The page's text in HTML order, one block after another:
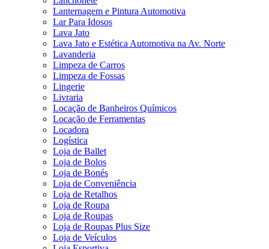
Lanternagem e Pintura Automotiva
Lar Para Idosos
Lava Jato
Lava Jato e Estética Automotiva na Av. Norte
Lavanderia
Limpeza de Carros
Limpeza de Fossas
Lingerie
Livraria
Locação de Banheiros Químicos
Locação de Ferramentas
Locadora
Logística
Loja de Ballet
Loja de Bolos
Loja de Bonés
Loja de Conveniência
Loja de Retalhos
Loja de Roupa
Loja de Roupas
Loja de Roupas Plus Size
Loja de Veículos